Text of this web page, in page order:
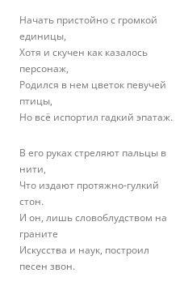
Начать пристойно с громкой
единицы,
Хотя и скучен как казалось
персонаж,
Родился в нем цветок певучей
птицы,
Но всё испортил гадкий эпатаж.
В его руках стреляют пальцы в
нити,
Что издают протяжно-гулкий
стон.
И он, лишь словоблудством на
граните
Искусства и наук, построил
песен звон.